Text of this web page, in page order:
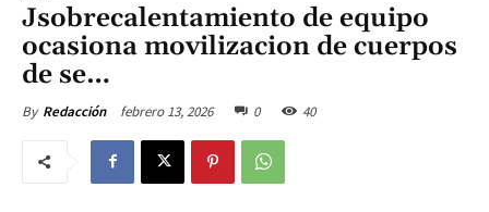
Jsobrecalentamiento de equipo
ocasiona movilizacion de cuerpos
de se…
By Redacción febrero 13, 2026 0 40